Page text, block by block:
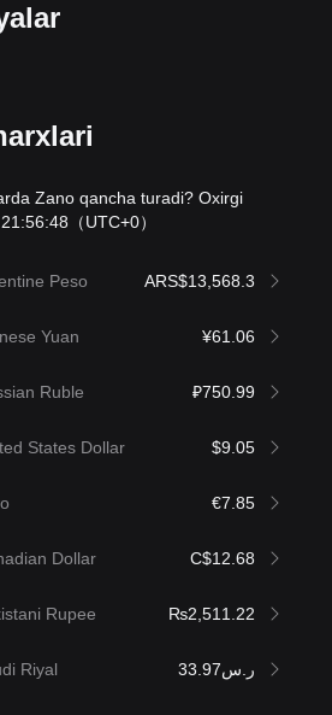
Zano qancha turadi? Oxirgi
（UTC+0）
Peso ARS$13,568.3
Yuan ¥61.06
Ruble ₽750.99
States Dollar $9.05
€7.85
Dollar C$12.68
Rupee ₨2,511.22
Riyal ر.س33.97